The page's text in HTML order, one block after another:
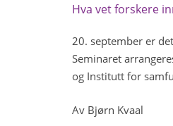
Hva vet forskere
20. september er
Seminaret
og Institutt for
Av Bjørn Kvaal